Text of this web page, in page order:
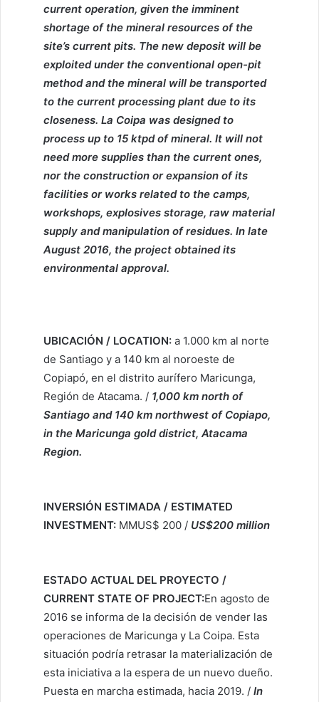
current operation, given the imminent
shortage of the mineral resources of the
site’s current pits. The new deposit will be
exploited under the conventional open-pit
method and the mineral will be transported
to the current processing plant due to its
closeness. La Coipa was designed to
process up to 15 ktpd of mineral. It will not
need more supplies than the current ones,
nor the construction or expansion of its
facilities or works related to the camps,
workshops, explosives storage, raw material
supply and manipulation of residues. In late
August 2016, the project obtained its
environmental approval.
UBICACIÓN / LOCATION: a 1.000 km al norte
de Santiago y a 140 km al noroeste de
Copiapó, en el distrito aurífero Maricunga,
Región de Atacama. / 1,000 km north of
Santiago and 140 km northwest of Copiapo,
in the Maricunga gold district, Atacama
Region.
INVERSIÓN ESTIMADA / ESTIMATED
INVESTMENT: MMUS$ 200 / US$200 million
ESTADO ACTUAL DEL PROYECTO /
CURRENT STATE OF PROJECT:En agosto de
2016 se informa de la decisión de vender las
operaciones de Maricunga y La Coipa. Esta
situación podría retrasar la materialización de
esta iniciativa a la espera de un nuevo dueño.
Puesta en marcha estimada, hacia 2019. / In